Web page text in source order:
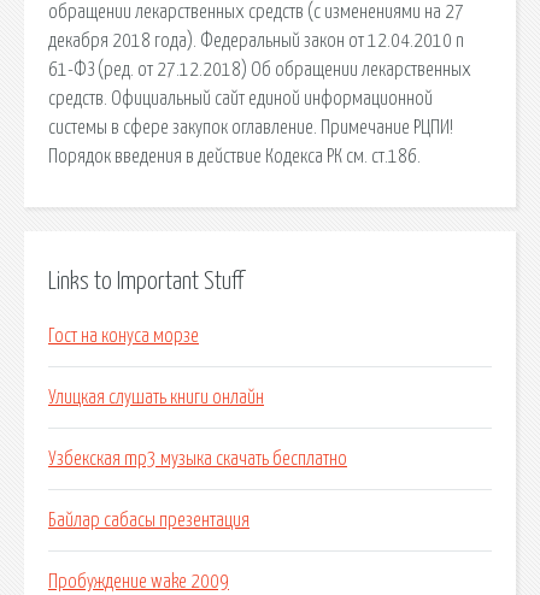
обращении лекарственных средств (с изменениями на 27
декабря 2018 года). Федеральный закон от 12.04.2010 n
61-ФЗ (ред. от 27.12.2018) Об обращении лекарственных
средств. Официальный сайт единой информационной
системы в сфере закупок оглавление. Примечание РЦПИ!
Порядок введения в действие Кодекса РК см. ст.186.
Links to Important Stuff
Гост на конуса морзе
Улицкая слушать книги онлайн
Узбекская mp3 музыка скачать бесплатно
Байлар сабасы презентация
Пробуждение wake 2009